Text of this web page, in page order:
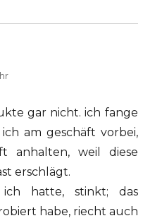
gar nicht. ich fange
am geschäft vorbei,
anhalten, weil diese
erschlägt.
hatte, stinkt; das
habe, riecht auch